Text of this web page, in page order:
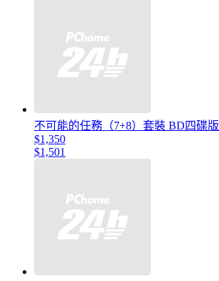
不可能的任務（7+8）套裝 BD四碟版
$1,350
$1,501